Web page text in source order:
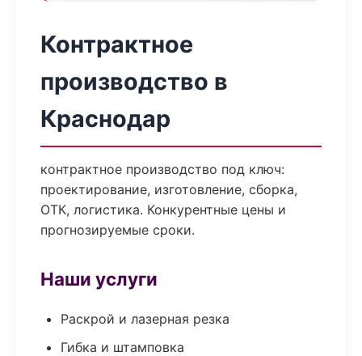
Контрактное
производство в
Краснодар
контрактное производство под ключ:
проектирование, изготовление, сборка,
ОТК, логистика. Конкурентные цены и
прогнозируемые сроки.
Наши услуги
Раскрой и лазерная резка
Гибка и штамповка